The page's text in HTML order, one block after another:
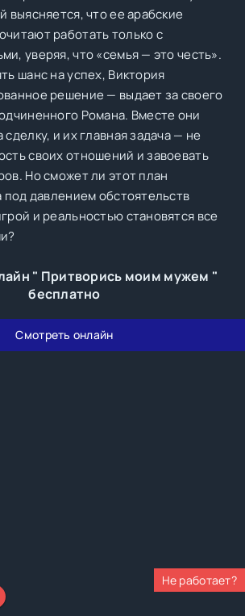
выясняется, что ее арабские
работать только с
уверяя, что «семья — это честь».
шанс на успех, Виктория
решение — выдает за своего
Романа. Вместе они
и их главная задача — не
своих отношений и завоевать
Но сможет ли этот план
под давлением обстоятельств
и реальностью становятся все
" Притворись моим мужем "
бесплатно
Смотреть онлайн
Не работает?